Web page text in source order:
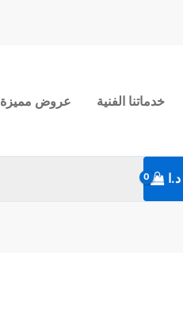
خدماتنا الفنية عروض مميزة
د.ا